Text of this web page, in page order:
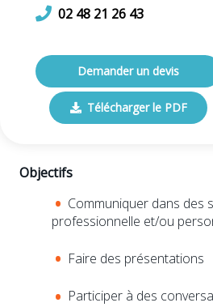
Objectifs
Communiquer dans des
professionnelle et/ou
Faire des présentations
Participer à des
02 48 21 26 43
Demander un devis
Télécharger le PDF